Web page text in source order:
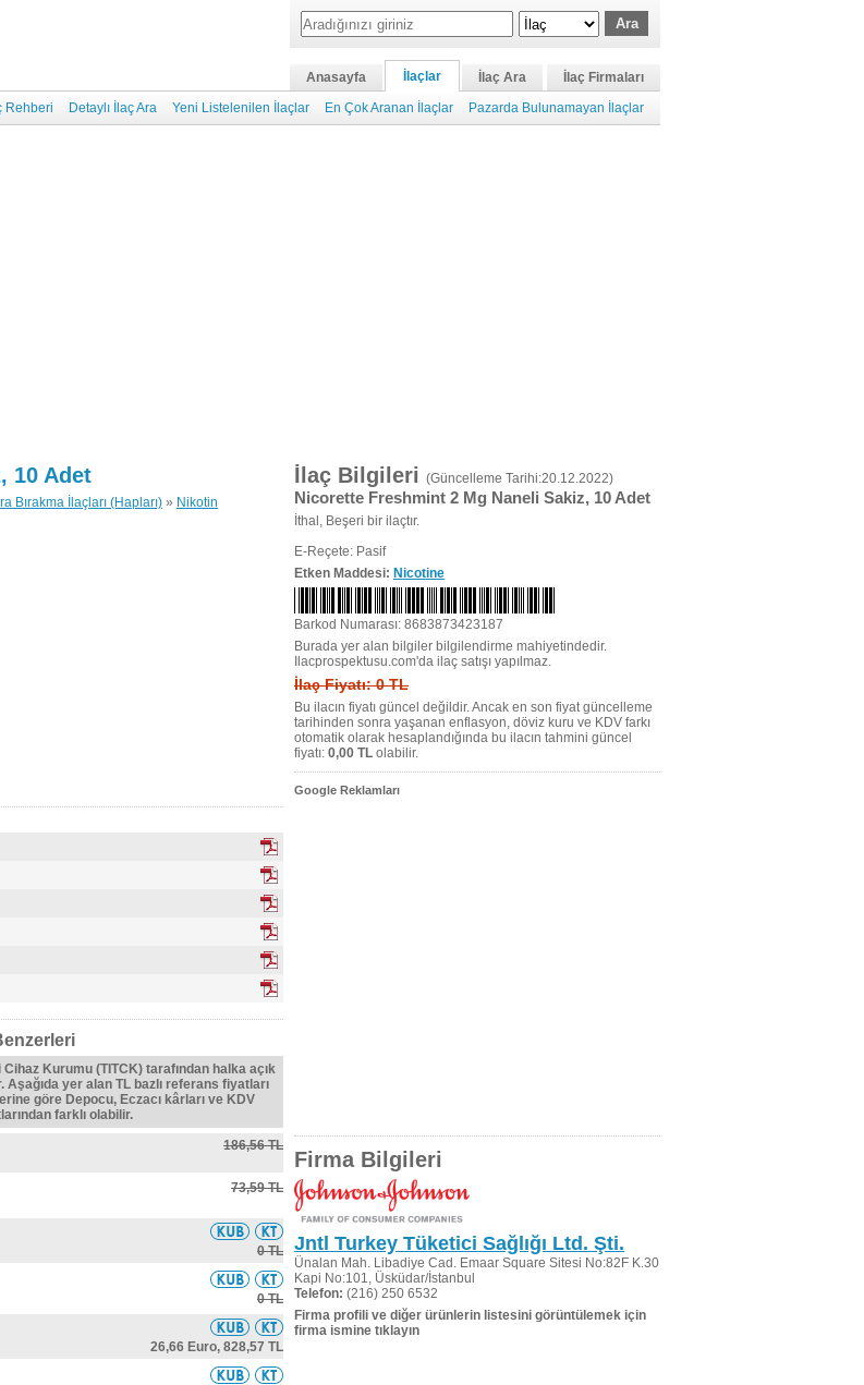
Anasayfa İlaçlar İlaç Ara
İlaç Firmaları
Rehberi
Detaylı İlaç Ara Yeni Listelenilen İlaçlar En Çok Aranan İlaçlar Pazarda Bulunamayan İlaçlar
10 Adet
Bırakma İlaçları (Hapları) » Nikotin
Kurumu (TITCK) tarafından halka açık
yer alan TL bazlı referans fiyatları
göre Depocu, Eczacı kârları ve KDV
farklı olabilir.
186,56 TL
73,59 TL
0 TL
0 TL
26,66 Euro, 828,57 TL
İlaç Bilgileri (Güncelleme Tarihi:20.12.2022)
Nicorette Freshmint 2 Mg Naneli Sakiz, 10 Adet
İthal, Beşeri bir ilaçtır.
E-Reçete: Pasif
Etken Maddesi: Nicotine
Barkod Numarası: 8683873423187
Burada yer alan bilgiler bilgilendirme mahiyetindedir.
Ilacprospektusu.com'da ilaç satışı yapılmaz.
İlaç Fiyatı: 0 TL
Bu ilacın fiyatı güncel değildir. Ancak en son fiyat güncelleme
tarihinden sonra yaşanan enflasyon, döviz kuru ve KDV farkı
otomatik olarak hesaplandığında bu ilacın tahmini güncel
fiyatı: 0,00 TL olabilir.
Google Reklamları
Firma Bilgileri
Jntl Turkey Tüketici Sağlığı Ltd. Şti.
Ünalan Mah. Libadiye Cad. Emaar Square Sitesi No:82F K.30
Kapi No:101, Üsküdar/İstanbul
Telefon: (216) 250 6532
Firma profili ve diğer ürünlerin listesini görüntülemek için
firma ismine tıklayın